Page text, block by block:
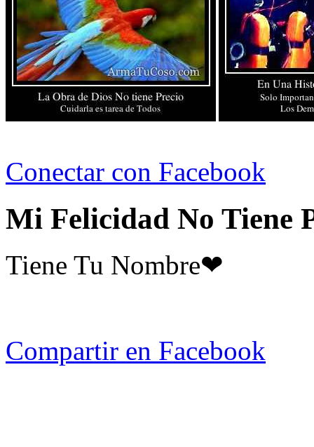
Conectar con Facebook
Mi Felicidad No Tiene
Tiene Tu Nombre❤
Compartir en Facebook